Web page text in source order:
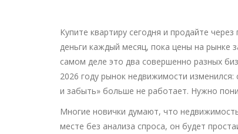
Купите квартиру сегодня и продайте
деньги каждый месяц, пока цены на
самом деле это два совершенно разных
2026 году рынок недвижимости
и забыть» больше не работает. Нужно
Многие новички думают, что
месте без анализа спроса, он будет